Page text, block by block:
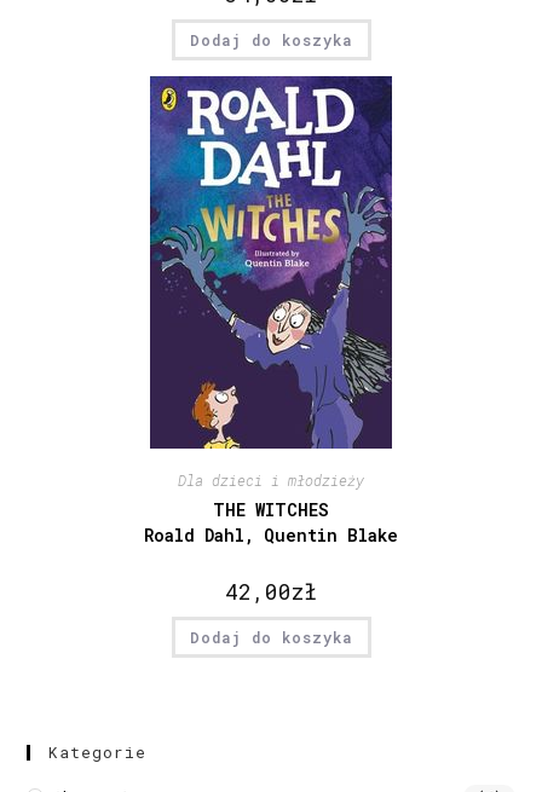
Dodaj do koszyka
Dla dzieci i młodzieży
THE WITCHES
Roald Dahl, Quentin Blake
42,00zł
Dodaj do koszyka
Kategorie